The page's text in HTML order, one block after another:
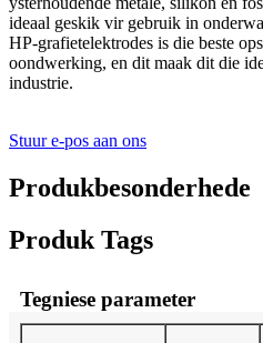
ideaal geskik vir gebruik in
HP-grafietelektrodes is die beste
oondwerking, en dit maak dit die
industrie.
Stuur e-pos aan ons
Produkbesonderhede
Produk Tags
Tegniese parameter